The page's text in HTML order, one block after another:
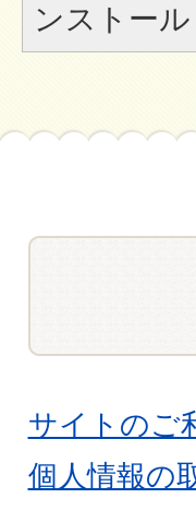
ンストール
サイトのご
個人情報の